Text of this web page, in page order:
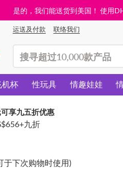
是的，我们能送货到美国！ 使用
运送及付款 联络我们
机杯 性玩具 情趣娃娃
享九五折优惠
+九折
于下次购物时使用)